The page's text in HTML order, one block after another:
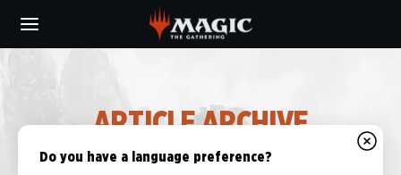
main
ARTICLE ARCHIVE
Do you have a language preference?